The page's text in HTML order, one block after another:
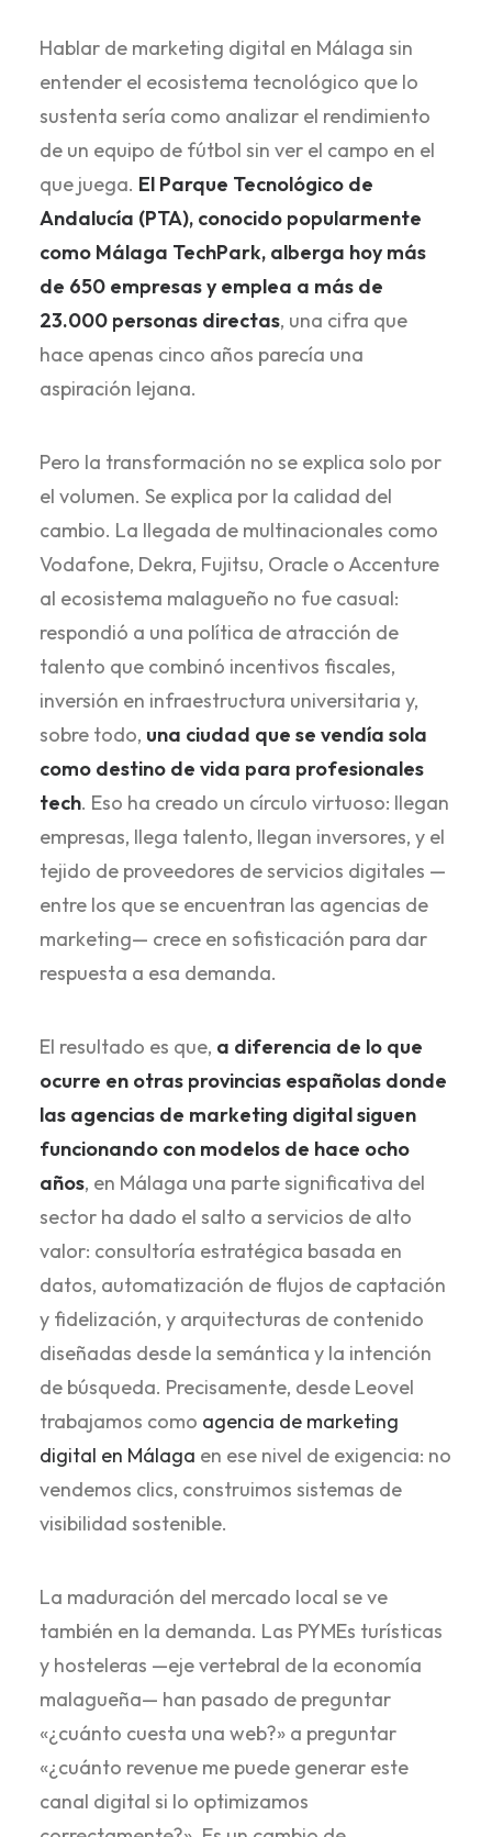
Hablar de marketing digital en Málaga sin
entender el ecosistema tecnológico que lo
sustenta sería como analizar el rendimiento
de un equipo de fútbol sin ver el campo en el
que juega. El Parque Tecnológico de
Andalucía (PTA), conocido popularmente
como Málaga TechPark, alberga hoy más
de 650 empresas y emplea a más de
23.000 personas directas, una cifra que
hace apenas cinco años parecía una
aspiración lejana.
Pero la transformación no se explica solo por
el volumen. Se explica por la calidad del
cambio. La llegada de multinacionales como
Vodafone, Dekra, Fujitsu, Oracle o Accenture
al ecosistema malagueño no fue casual:
respondió a una política de atracción de
talento que combinó incentivos fiscales,
inversión en infraestructura universitaria y,
sobre todo, una ciudad que se vendía sola
como destino de vida para profesionales
tech. Eso ha creado un círculo virtuoso: llegan
empresas, llega talento, llegan inversores, y el
tejido de proveedores de servicios digitales —
entre los que se encuentran las agencias de
marketing— crece en sofisticación para dar
respuesta a esa demanda.
El resultado es que, a diferencia de lo que
ocurre en otras provincias españolas donde
las agencias de marketing digital siguen
funcionando con modelos de hace ocho
años, en Málaga una parte significativa del
sector ha dado el salto a servicios de alto
valor: consultoría estratégica basada en
datos, automatización de flujos de captación
y fidelización, y arquitecturas de contenido
diseñadas desde la semántica y la intención
de búsqueda. Precisamente, desde Leovel
trabajamos como agencia de marketing
digital en Málaga en ese nivel de exigencia: no
vendemos clics, construimos sistemas de
visibilidad sostenible.
La maduración del mercado local se ve
también en la demanda. Las PYMEs turísticas
y hosteleras —eje vertebral de la economía
malagueña— han pasado de preguntar
«¿cuánto cuesta una web?» a preguntar
«¿cuánto revenue me puede generar este
canal digital si lo optimizamos